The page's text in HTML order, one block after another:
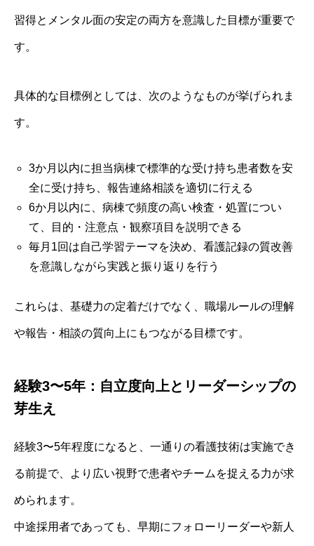
習得とメンタル面の安定の両方を意識した目標が重要で
す。
具体的な目標例としては、次のようなものが挙げられま
す。
3か月以内に担当病棟で標準的な受け持ち患者数を安
全に受け持ち、報告連絡相談を適切に行える
6か月以内に、病棟で頻度の高い検査・処置につい
て、目的・注意点・観察項目を説明できる
毎月1回は自己学習テーマを決め、看護記録の質改善
を意識しながら実践と振り返りを行う
これらは、基礎力の定着だけでなく、職場ルールの理解
や報告・相談の質向上にもつながる目標です。
経験3〜5年：自立度向上とリーダーシップの
芽生え
経験3〜5年程度になると、一通りの看護技術は実施でき
る前提で、より広い視野で患者やチームを捉える力が求
められます。
中途採用者であっても、早期にフォローリーダーや新人